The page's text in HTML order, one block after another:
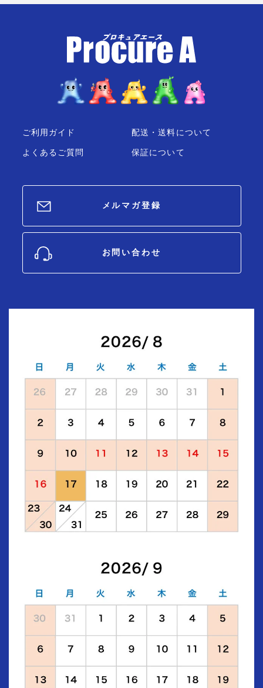
ご利用ガイド
よくあるご質問
配送・送料について
保証について
メルマガ登録
お問い合わせ